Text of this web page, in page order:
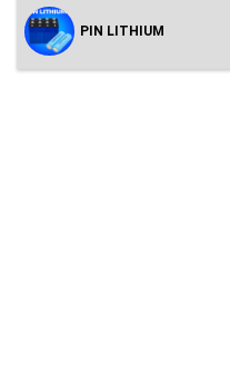
PIN LITHIUM